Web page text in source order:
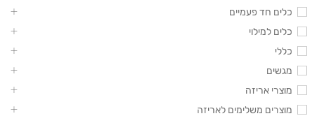
כלים חד פעמיים
כלים למילוי
כללי
מגשים
מוצרי אריזה
מוצרים משלימים לאריזה